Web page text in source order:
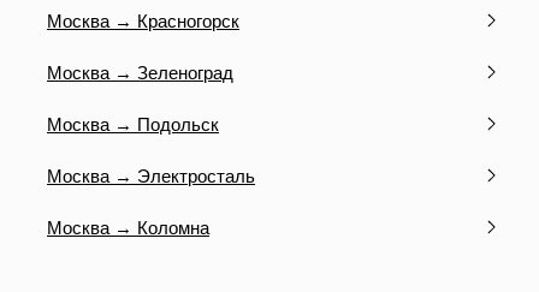
Москва → Красногорск
Москва → Зеленоград
Москва → Подольск
Москва → Электросталь
Москва → Коломна